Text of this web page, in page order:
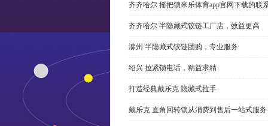
齐齐哈尔 摇把锁米乐体育app官网下载的联
齐齐哈尔 半隐藏式铰链工厂店，效益更高
滁州 半隐藏式铰链团购，专业服务
绍兴 拉紧锁电话，精益求精
打造经典戴乐克 隐藏式拉手
戴乐克 直角回转锁从消费到售后一站式服务